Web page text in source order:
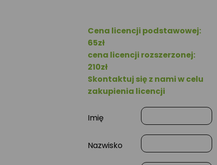
Cena licencji podstawowej:
65zł
cena licencji rozszerzonej:
210zł
Skontaktuj się z nami w celu
zakupienia licencji
Imię
Nazwisko